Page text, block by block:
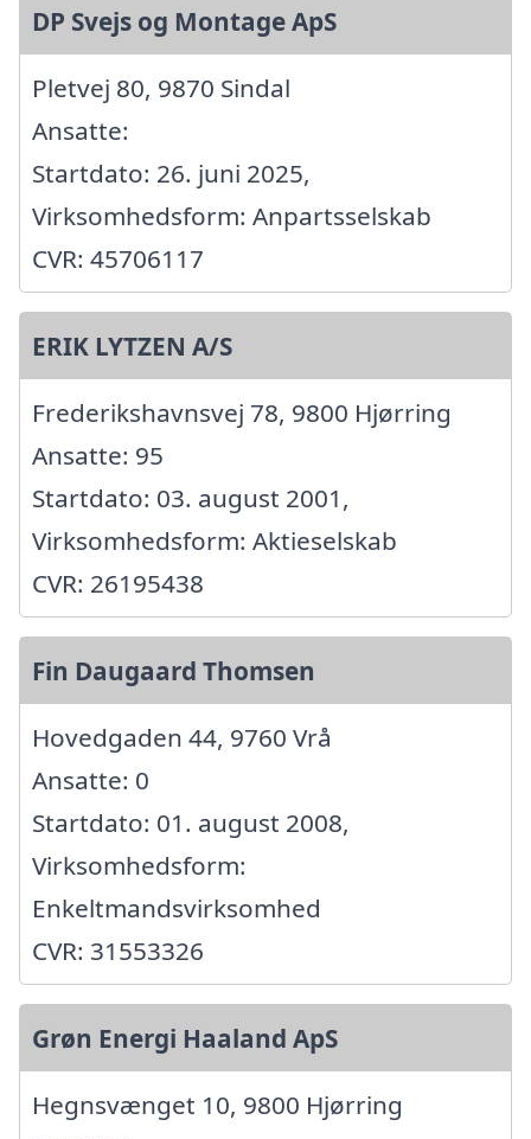
DP Svejs og Montage ApS
Pletvej 80, 9870 Sindal
Ansatte:
Startdato: 26. juni 2025,
Virksomhedsform: Anpartsselskab
CVR: 45706117
ERIK LYTZEN A/S
Frederikshavnsvej 78, 9800 Hjørring
Ansatte: 95
Startdato: 03. august 2001,
Virksomhedsform: Aktieselskab
CVR: 26195438
Fin Daugaard Thomsen
Hovedgaden 44, 9760 Vrå
Ansatte: 0
Startdato: 01. august 2008,
Virksomhedsform:
Enkeltmandsvirksomhed
CVR: 31553326
Grøn Energi Haaland ApS
Hegnsvænget 10, 9800 Hjørring